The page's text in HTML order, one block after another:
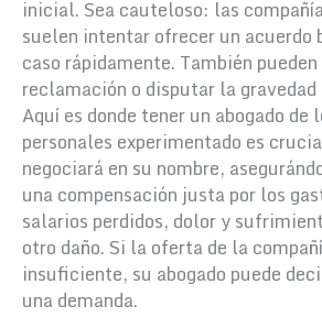
inicial. Sea cauteloso: las
suelen intentar ofrecer un acuerdo
caso rápidamente. También
reclamación o disputar la gravedad
Aquí es donde tener un abogado de
personales experimentado es
negociará en su nombre,
una compensación justa por los
salarios perdidos, dolor y
otro daño. Si la oferta de la
insuficiente, su abogado puede
una demanda.